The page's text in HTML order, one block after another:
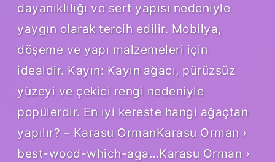
dayanıklılığı ve sert yapısı nedeniyle
yaygın olarak tercih edilir. Mobilya,
döşeme ve yapı malzemeleri için
idealdir. Kayın: Kayın ağacı, pürüzsüz
yüzeyi ve çekici rengi nedeniyle
popülerdir. En iyi kereste hangi ağaçtan
yapılır? – Karasu OrmanKarasu Orman ›
best-wood-which-aga…Karasu Orman ›